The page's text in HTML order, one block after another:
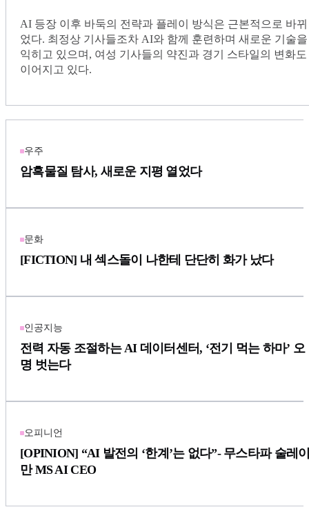
AI 등장 이후 바둑의 전략과 플레이 방식은 근본적으로 바뀌
었다. 최정상 기사들조차 AI와 함께 훈련하며 새로운 기술을
익히고 있으며, 여성 기사들의 약진과 경기 스타일의 변화도
이어지고 있다.
우주
암흑물질 탐사, 새로운 지평 열었다
문화
[FICTION] 내 섹스돌이 나한테 단단히 화가 났다
인공지능
전력 자동 조절하는 AI 데이터센터, ‘전기 먹는 하마’ 오
명 벗는다
오피니언
[OPINION] “AI 발전의 ‘한계’는 없다”- 무스타파 술레
만 MS AI CEO